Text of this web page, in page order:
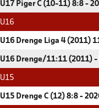
U17 Piger C (10-11) 8:8 -
U16
U16 Drenge Liga 4 (2011)
U16 Drenge/11:11 (2011) -
U15
U15 Drenge C (12) 8:8 -